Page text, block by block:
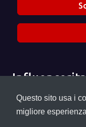
Questo sito usa i
migliore
Chi siamo
Seguici su Instagram